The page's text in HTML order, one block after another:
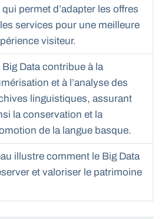
qui permet d’adapter les offres
services pour une meilleure
visiteur.
Big Data contribue à la
et à l’analyse des
linguistiques, assurant
la conservation et la
de la langue basque.
illustre comment le Big Data
et valoriser le patrimoine